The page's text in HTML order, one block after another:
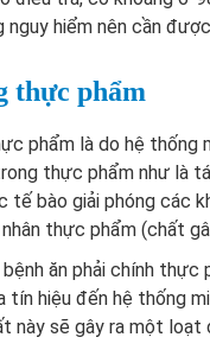
hiểm nên cần
thực phẩm
phẩm là do hệ
thực phẩm như là
tế bào giải phóng các
thực phẩm (chất
ăn phải chính
tín hiệu đến hệ thống
này sẽ gây ra một loạt